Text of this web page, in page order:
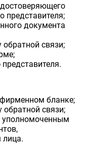
представителя;
документа
связи;
бланке;
обратной связи;
уполномоченным